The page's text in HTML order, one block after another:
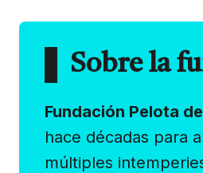
Sobre la
Fundación Pelota
hace décadas para
múltiples